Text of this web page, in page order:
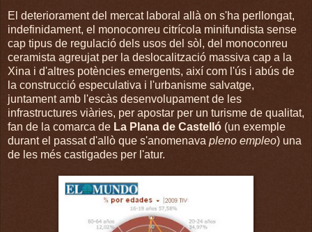
El deteriorament del mercat laboral allà on s'ha perllongat,
indefinidament, el monoconreu citrícola minifundista sense
cap tipus de regulació dels usos del sòl, del monoconreu
ceramista agreujat per la deslocalització massiva cap a la
Xina i d'altres potències emergents, així com l'ús i abús de
la construcció especulativa i l'urbanisme salvatge,
juntament amb l'escàs desenvolupament de les
infrastructures viàries, per apostar per un turisme de qualitat,
fan de la comarca de La Plana de Castelló (un exemple
durant el passat d'allò que s'anomenava pleno empleo) una
de les més castigades per l'atur.